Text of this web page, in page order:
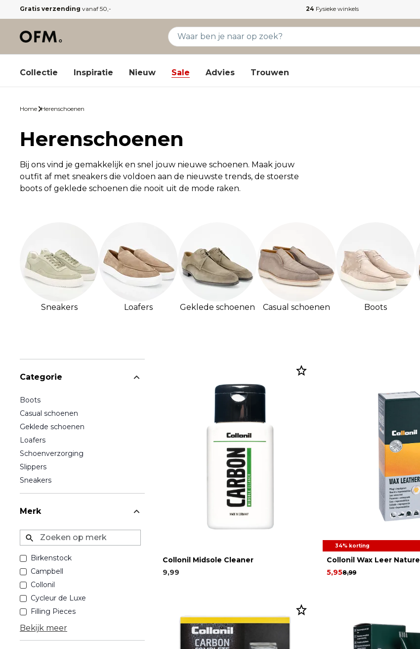
Gratis verzending vanaf 50,- 24 Fysieke winkels
Collectie Inspiratie Nieuw Sale Advies Trouwen
Home Herenschoenen
Herenschoenen
Bij ons vind je gemakkelijk en snel jouw nieuwe schoenen. Maak jouw
outfit af met sneakers die voldoen aan de nieuwste trends, de stoerste
boots of geklede schoenen die nooit uit de mode raken.
Sneakers Loafers Geklede schoenen Casual schoenen Boots
Categorie
Boots
Casual schoenen
Geklede schoenen
Loafers
Schoenverzorging
Slippers
Sneakers
Merk
Zoeken op merk
Birkenstock
Campbell
Collonil
Cycleur de Luxe
Filling Pieces
Bekijk meer
Collonil Midsole Cleaner
9,99
34% korting
Collonil Wax Leer Naturel
8,99
5,95